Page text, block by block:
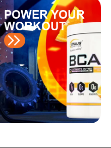
POWER YOUR
WORKOUT